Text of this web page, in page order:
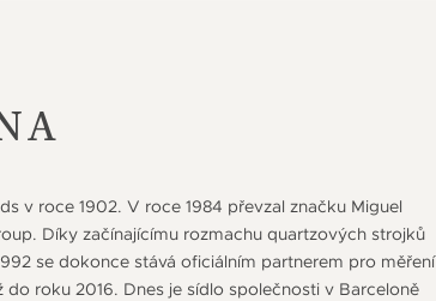
v roce 1902. V roce 1984 převzal značku Miguel
Díky začínajícímu rozmachu quartzových strojků
se dokonce stává oficiálním partnerem pro měření
roku 2016. Dnes je sídlo společnosti v Barceloně